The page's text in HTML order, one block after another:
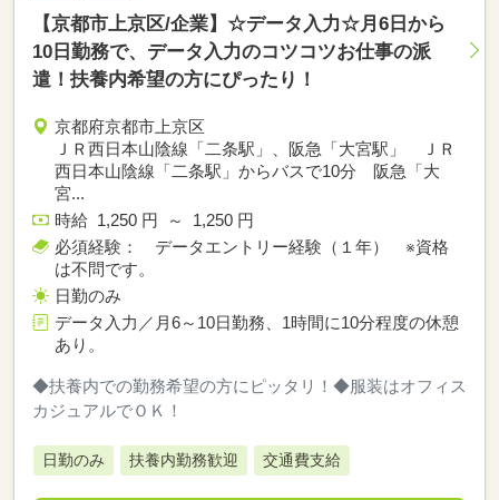
【京都市上京区/企業】☆データ入力☆月6日から
10日勤務で、データ入力のコツコツお仕事の派
遣！扶養内希望の方にぴったり！
京都府京都市上京区
ＪＲ西日本山陰線「二条駅」、阪急「大宮駅」 ＪＲ
西日本山陰線「二条駅」からバスで10分 阪急「大
宮...
時給 1,250 円 ～ 1,250 円
必須経験： データエントリー経験（１年） ※資格
は不問です。
日勤のみ
データ入力／月6～10日勤務、1時間に10分程度の休憩
あり。
◆扶養内での勤務希望の方にピッタリ！◆服装はオフィス
カジュアルでＯＫ！
日勤のみ 扶養内勤務歓迎 交通費支給